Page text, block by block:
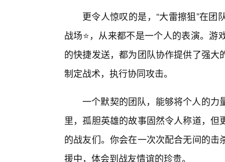
更令人惊叹的是，“大雷擦狙”在
战场⭐，从来都不是一个人的表演。
的快捷发送，都为团队协作提供了强
制定战术，执行协同攻击。
一个默契的团队，能够将个人的力
里，孤胆英雄的故事固然令人称道，
的战友们。你会在一次次配合无间的
援中，体会到战友情谊的珍贵。